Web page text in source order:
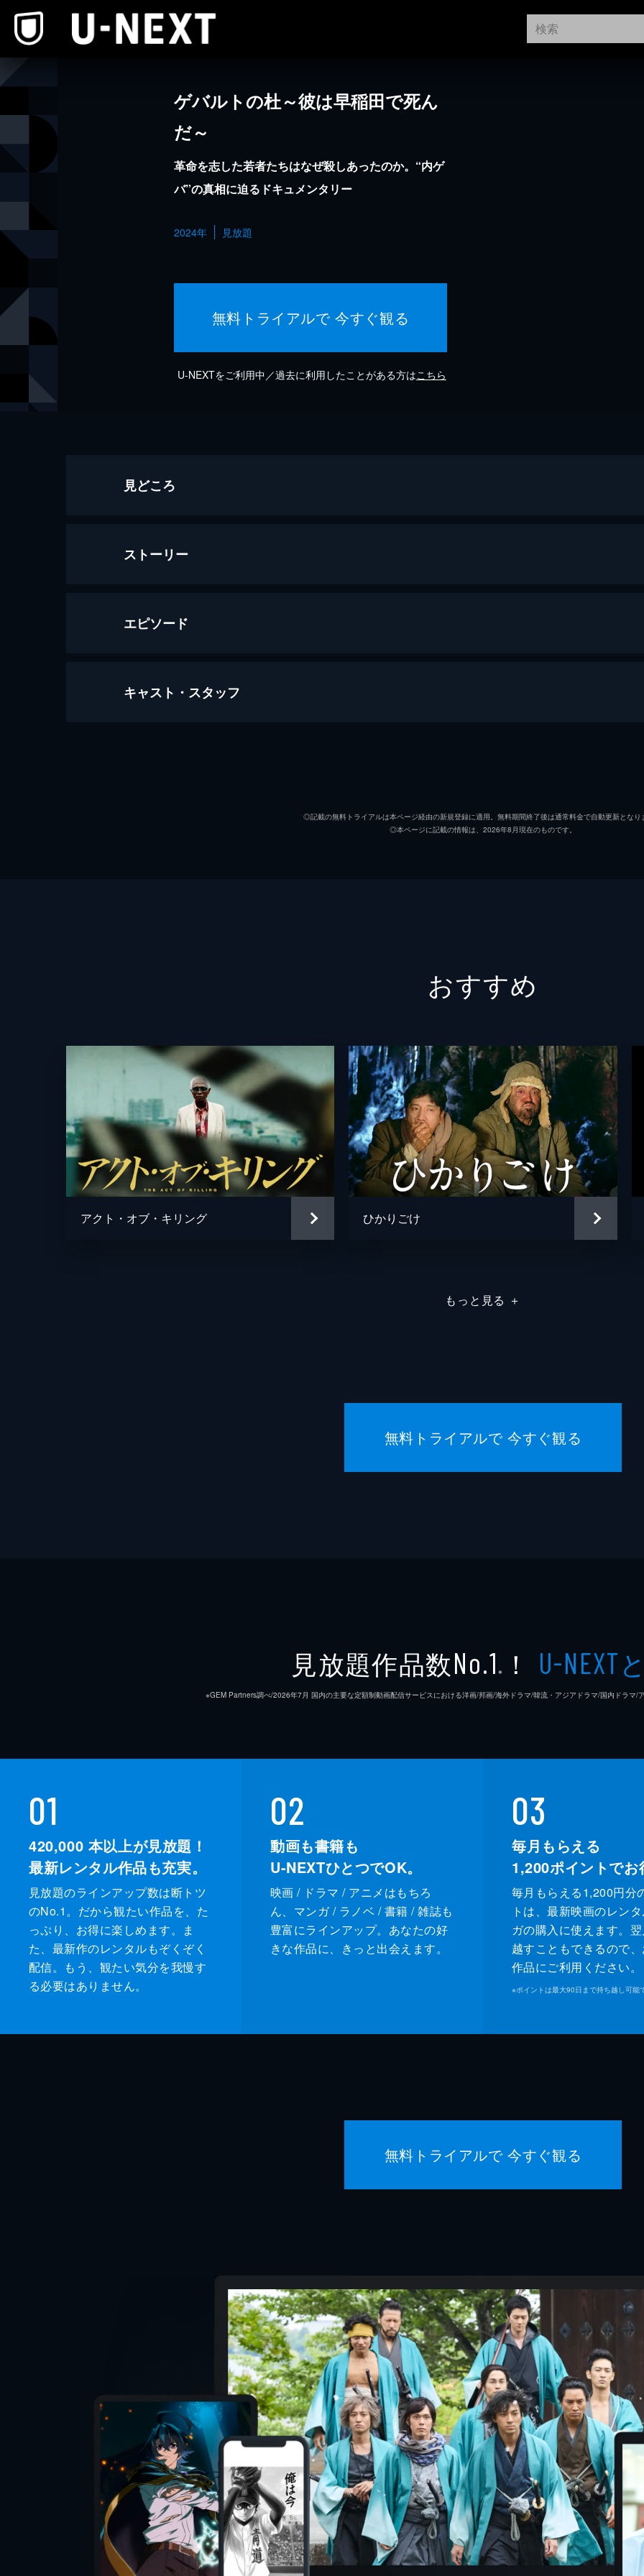
ゲバルトの杜～彼は早稲田で死ん
だ～
革命を志した若者たちはなぜ殺しあったのか。“内ゲ
バ”の真相に迫るドキュメンタリー
2024年 見放題
無料トライアルで 今すぐ観る
U-NEXTをご利用中／過去に利用したことがある方はこちら
見どころ
ストーリー
エピソード
ゲバルトの杜～彼は早稲田で死んだ～
キャスト・スタッフ
内田樹
◎記載の無料トライアルは本ページ経由の新規登録に適用。無料期間終了後は通常料金で自動更新となり
◎本ページに記載の情報は、2026年8月現在のものです。
おすすめ
アクト・オブ・キリング ひかりごけ
もっと見る ＋
無料トライアルで 今すぐ観る
見放題作品数No.1 ※ ！ U-NEXT
※GEM Partners調べ/2026年7⽉ 国内の主要な定額制動画配信サービスにおける洋画/邦画/海外ドラマ/韓流・アジアドラマ/国内ドラマ/
01
420,000 本以上が見放題！
最新レンタル作品も充実。
見放題のラインアップ数は断トツ
のNo.1。だから観たい作品を、た
っぷり、お得に楽しめます。ま
た、最新作のレンタルもぞくぞく
配信。もう、観たい気分を我慢す
る必要はありません。
02
動画も書籍も
U-NEXTひとつでOK。
映画 / ドラマ / アニメはもちろ
ん、マンガ / ラノベ / 書籍 / 雑誌も
豊富にラインアップ。あなたの好
きな作品に、きっと出会えます。
03
毎月もらえる
1,200ポイントでお
毎月もらえる1,200円分
トは、最新映画のレン
ガの購入に使えます。
越すこともできるので
作品にご利用ください。
※ポイントは最大90日まで持ち越し可能
無料トライアルで 今すぐ観る